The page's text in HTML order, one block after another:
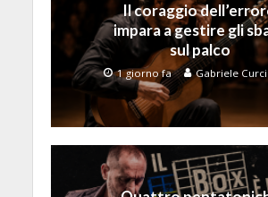
Il coraggio
impara a gestire gli
sul palco
1 giorno fa Gabriele